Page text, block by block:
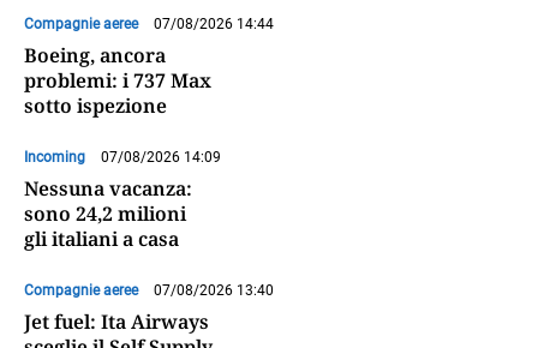
Compagnie aeree 07/08/2026 14:44
Boeing, ancora
problemi: i 737 Max
sotto ispezione
Incoming 07/08/2026 14:09
Nessuna vacanza:
sono 24,2 milioni
gli italiani a casa
Compagnie aeree 07/08/2026 13:40
Jet fuel: Ita Airways